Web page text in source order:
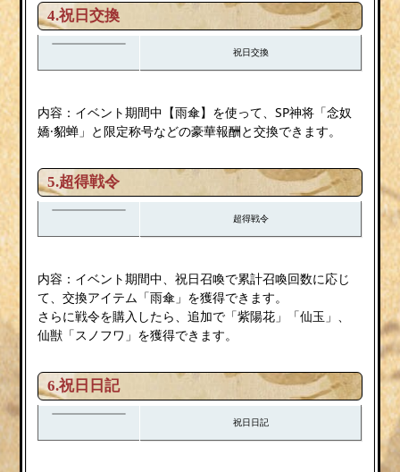
4.祝日交換
祝日交換
内容：イベント期間中【雨傘】を使って、SP神将「念奴
嬌·貂蝉」と限定称号などの豪華報酬と交換できます。
5.超得戦令
超得戦令
内容：イベント期間中、祝日召喚で累計召喚回数に応じ
て、交換アイテム「雨傘」を獲得できます。
さらに戦令を購入したら、追加で「紫陽花」「仙玉」、
仙獣「スノフワ」を獲得できます。
6.祝日日記
祝日日記